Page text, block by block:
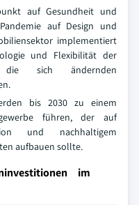
auf Gesundheit und
auf Design und
implementiert
und Flexibilität der
sich ändernden
bis 2030 zu einem
führen, der auf
und nachhaltigem
aufbauen sollte.
im